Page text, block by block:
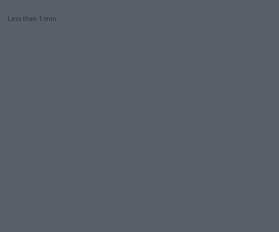
Less than 1 min.